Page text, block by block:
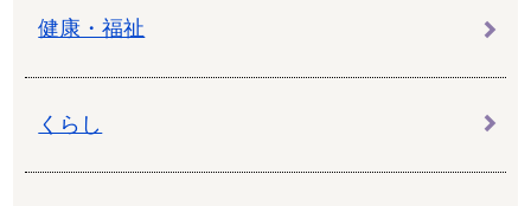
健康・福祉
くらし